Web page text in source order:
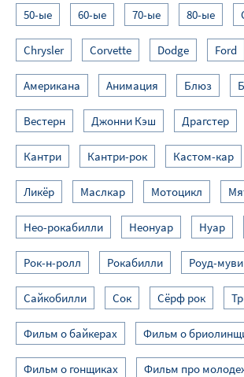
50-ые 60-ые 70-ые 80-ые
Chrysler Corvette Dodge Ford
Американа Анимация Блюз
Вестерн Джонни Кэш Драгстер
Кантри Кантри-рок Кастом-кар
Ликёр Маслкар Мотоцикл
Нео-рокабилли Неонуар Нуар
Рок-н-ролл Рокабилли Роуд-муви
Сайкобилли Сок Сёрф рок
Фильм о байкерах Фильм о
Фильм о гонщиках Фильм про